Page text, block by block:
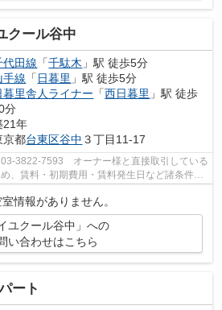
クール谷中
代田線 「千駄木 」駅 徒歩5分
手線 「 日暮里 」駅 徒歩5分
暮里舎人ライナー 「西日暮里 」駅 徒歩
分
21年
京都台東区谷中 ３丁目11-17
03-3822-7593 オーナー様と直接取引している
、賃料・初期費用・賃料発生日など諸条件を
情報がありません。
ユクール谷中」への
い合わせはこちら
ート